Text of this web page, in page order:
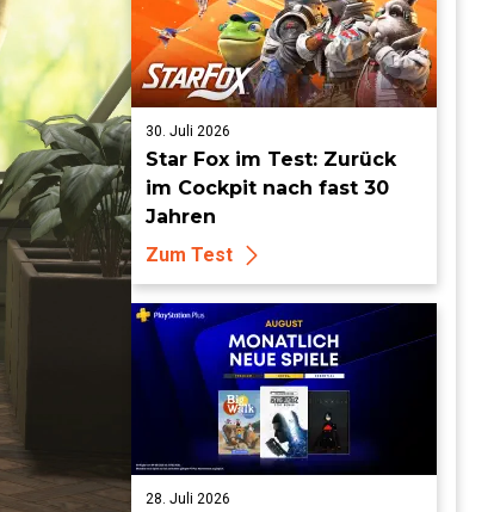
30. Juli 2026
Star Fox im Test: Zurück
im Cockpit nach fast 30
Jahren
Zum Test
28. Juli 2026